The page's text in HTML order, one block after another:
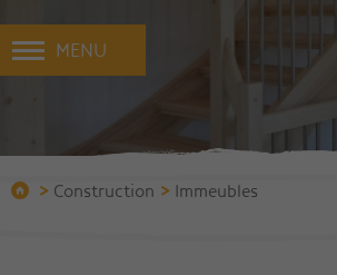
MENU
> Construction > Immeubles